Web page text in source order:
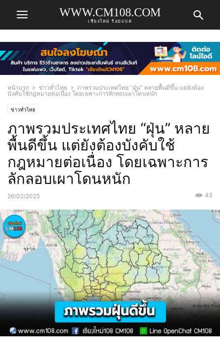
WWW.CM108.COM
เชียงใหม่ ร้อยแปด
หน้าแรก ข่าวทั่วไทย
ภาพรวมประเทศไทย “ฝุ่น” หลายพื้นดีขึ้น แต่ยังต้อง
บังคับใช้กฎหมายต่อเนื่อง โดยเฉพาะการลักลอบเผาโดนหนัก
ข่าวทั่วไทย
ภาพรวมประเทศไทย “ฝุ่น” หลาย
พื้นดีขึ้น แต่ยังต้องบังคับใช้
กฎหมายต่อเนื่อง โดยเฉพาะการ
ลักลอบเผาโดนหนัก
26/02/2025 43